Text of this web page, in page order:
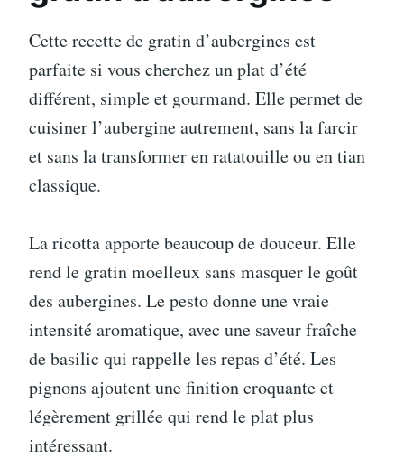
Cette recette de gratin d’aubergines est
parfaite si vous cherchez un plat d’été
différent, simple et gourmand. Elle permet de
cuisiner l’aubergine autrement, sans la farcir
et sans la transformer en ratatouille ou en tian
classique.
La ricotta apporte beaucoup de douceur. Elle
rend le gratin moelleux sans masquer le goût
des aubergines. Le pesto donne une vraie
intensité aromatique, avec une saveur fraîche
de basilic qui rappelle les repas d’été. Les
pignons ajoutent une finition croquante et
légèrement grillée qui rend le plat plus
intéressant.